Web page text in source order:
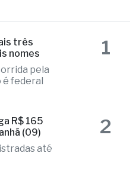
três
nomes
pela
é federal
1
R$ 165
(09)
até
2